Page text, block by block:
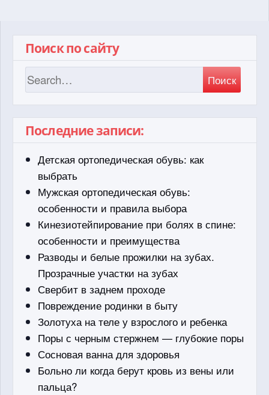
Поиск по сайту
Поиск
Последние записи:
Детская ортопедическая обувь: как
выбрать
Мужская ортопедическая обувь:
особенности и правила выбора
Кинезиотейпирование при болях в спине:
особенности и преимущества
Разводы и белые прожилки на зубах.
Прозрачные участки на зубах
Свербит в заднем проходе
Повреждение родинки в быту
Золотуха на теле у взрослого и ребенка
Поры с черным стержнем — глубокие поры
Сосновая ванна для здоровья
Больно ли когда берут кровь из вены или
пальца?